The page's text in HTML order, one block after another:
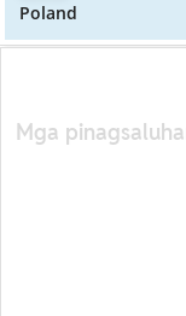
Poland
Mga